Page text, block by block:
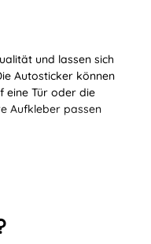
und lassen sich
Autosticker können
eine Tür oder die
Aufkleber passen